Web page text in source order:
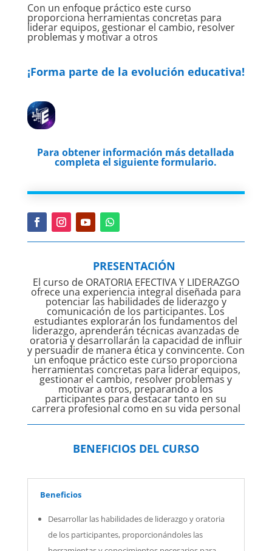
Con un enfoque práctico este curso
proporciona herramientas concretas para
liderar equipos, gestionar el cambio, resolver
problemas y motivar a otros
¡Forma parte de la evolución educativa!
Para obtener información más detallada
completa el siguiente formulario.
PRESENTACIÓN
El curso de ORATORIA EFECTIVA Y LIDERAZGO
ofrece una experiencia integral diseñada para
potenciar las habilidades de liderazgo y
comunicación de los participantes. Los
estudiantes explorarán los fundamentos del
liderazgo, aprenderán técnicas avanzadas de
oratoria y desarrollarán la capacidad de influir
y persuadir de manera ética y convincente. Con
un enfoque práctico este curso proporciona
herramientas concretas para liderar equipos,
gestionar el cambio, resolver problemas y
motivar a otros, preparando a los
participantes para destacar tanto en su
carrera profesional como en su vida personal
BENEFICIOS DEL CURSO
Beneficios
Desarrollar las habilidades de liderazgo y oratoria
de los participantes, proporcionándoles las